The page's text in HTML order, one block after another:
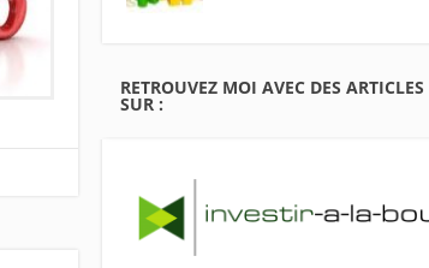
RETROUVEZ MOI AVEC DES
SUR :